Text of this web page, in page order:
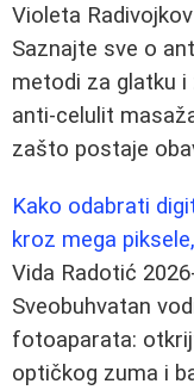
Violeta Radivojkov
Saznajte sve o
metodi za glatku
anti-celulit
zašto postaje
Kako odabrati
kroz mega
Vida Radotić
Sveobuhvatan
fotoaparata:
optičkog zuma i